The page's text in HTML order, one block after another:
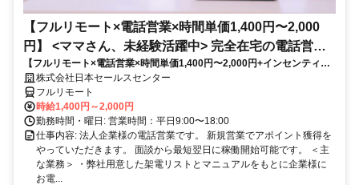
【フルリモート×電話営業×時間単価1,400円〜2,000
円】 <ママさん、未経験活躍中> 完全在宅の電話営業
で家庭と仕事の両立を実現
【フルリモート×電話営業×時間単価1,400円〜2,000円+インセンティブ
あり】 ＜ママさん、未経験活躍中＞ 完全在宅の電話営業で家庭と仕事の
両立を実現
株式会社日本セールスセンター
フルリモート
時給1,400円～2,000円
勤務時間・曜日: 営業時間：平日9:00〜18:00
仕事内容: 法人企業様の電話営業です。 新規営業でアポイント獲得を
やっていただきます。 面談から最短翌日に稼働開始可能です。 ＜主
な業務＞ ・弊社用意した架電リストとマニュアルをもとに企業様に
お電...